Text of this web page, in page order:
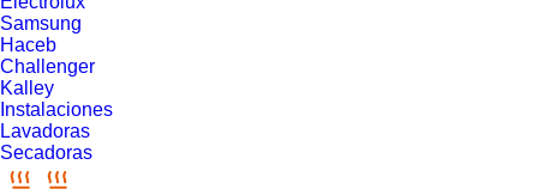
Samsung
Haceb
Challenger
Kalley
Instalaciones
Lavadoras
Secadoras